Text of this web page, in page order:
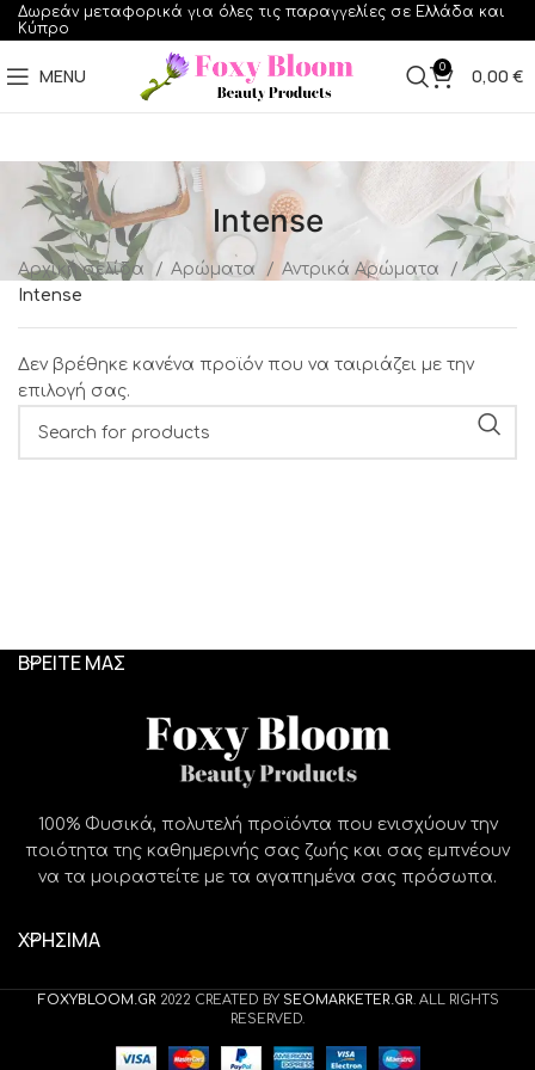
Δωρεάν μεταφορικά για όλες τις παραγγελίες σε Ελλάδα και
Κύπρο
MENU 0 0,00 €
Intense
Αρχική σελίδα Αρώματα
Αντρικά Αρώματα
Intense
Δεν βρέθηκε κανένα προϊόν που να ταιριάζει με την
επιλογή σας.
ΒΡΕΙΤΕ ΜΑΣ
100% Φυσικά, πολυτελή προϊόντα που ενισχύουν την
ποιότητα της καθημερινής σας ζωής και σας εμπνέουν
να τα μοιραστείτε με τα αγαπημένα σας πρόσωπα.
ΧΡΗΣΙΜΑ
FOXYBLOOM.GR 2022 CREATED BY SEOMARKETER.GR . ALL RIGHTS
RESERVED.